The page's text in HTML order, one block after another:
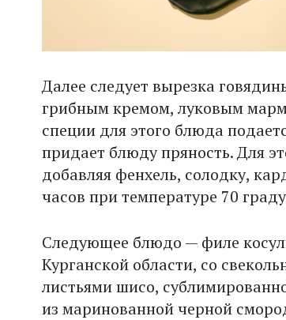
Далее следует вырезка
грибным кремом, луковым
специи для этого блюда
придает блюду пряность. Для
добавляя фенхель, солодку,
часов при температуре 70
Следующее блюдо — филе
Курганской области, со
листьями шисо,
из маринованной черной